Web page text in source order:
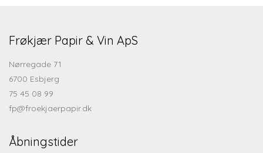
Frøkjær Papir & Vin ApS
Nørregade 71
6700 Esbjerg
75 45 08 99
fp@froekjaerpapir.dk
Åbningstider